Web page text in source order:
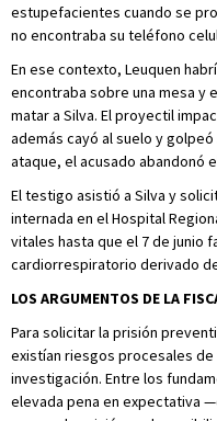
estupefacientes cuando se
no encontraba su teléfono
En ese contexto, Leuquen
encontraba sobre una mesa y
matar a Silva. El proyectil
además cayó al suelo y
ataque, el acusado abandonó
El testigo asistió a Silva y
internada en el Hospital
vitales hasta que el 7 de junio
cardiorrespiratorio derivado
LOS ARGUMENTOS DE LA
Para solicitar la prisión
existían riesgos procesales
investigación. Entre los
elevada pena en expectativa